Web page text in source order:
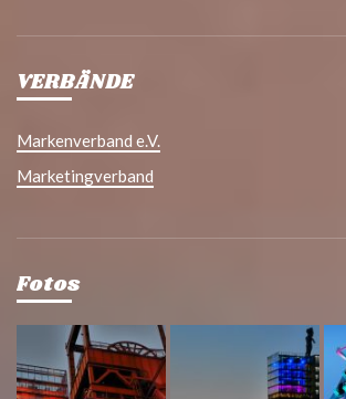
VERBÄNDE
Markenverband e.V.
Marketingverband
Fotos